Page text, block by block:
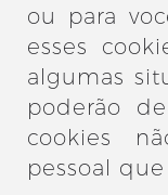
ou para
esses
algumas
poderão
cookies
pessoal